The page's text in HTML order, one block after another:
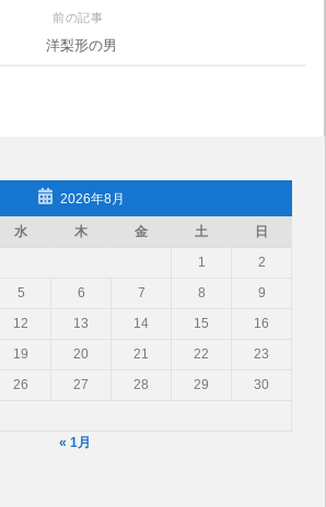
前の記事
洋梨形の男
2026年8月
水 木 金 土
日
1
2
5 6 7 8
9
12 13 14 15
16
19 20 21 22
23
26 27 28 29
30
« 1月